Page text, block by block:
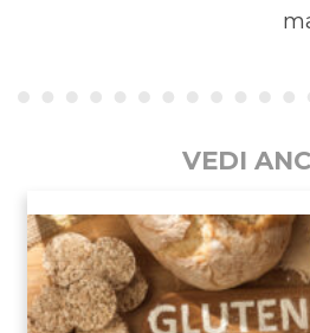
VEDI